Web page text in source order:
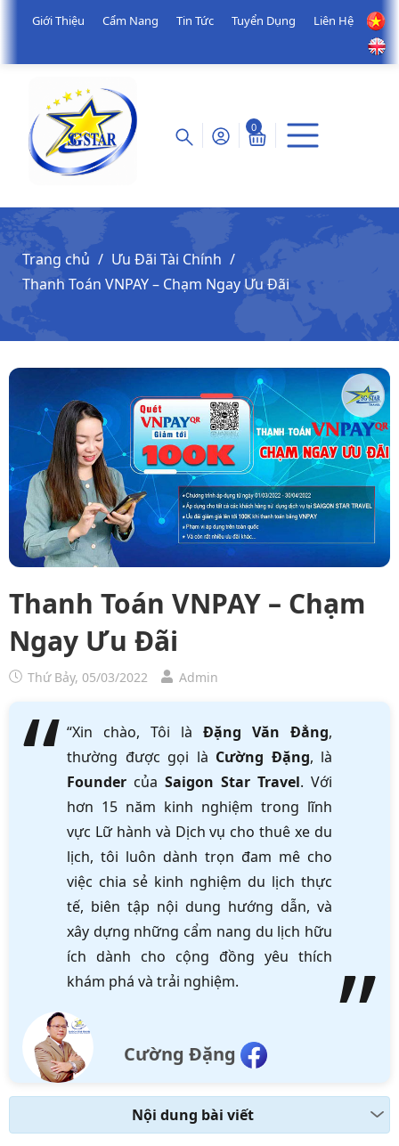
Giới Thiệu Cẩm Nang Tin Tức Tuyển Dụng Liên Hệ
0
Trang chủ
Ưu Đãi Tài Chính
Thanh Toán VNPAY – Chạm Ngay Ưu Đãi
Thanh Toán VNPAY – Chạm
Ngay Ưu Đãi
Thứ Bảy, 05/03/2022 Admin
“Xin chào, Tôi là Đặng Văn Đẳng,
thường được gọi là Cường Đặng, là
Founder của Saigon Star Travel. Với
hơn 15 năm kinh nghiệm trong lĩnh
vực Lữ hành và Dịch vụ cho thuê xe du
lịch, tôi luôn dành trọn đam mê cho
việc chia sẻ kinh nghiệm du lịch thực
tế, biên tập nội dung hướng dẫn, và
xây dựng những cẩm nang du lịch hữu
ích dành cho cộng đồng yêu thích
khám phá và trải nghiệm.
Cường Đặng
Nội dung bài viết